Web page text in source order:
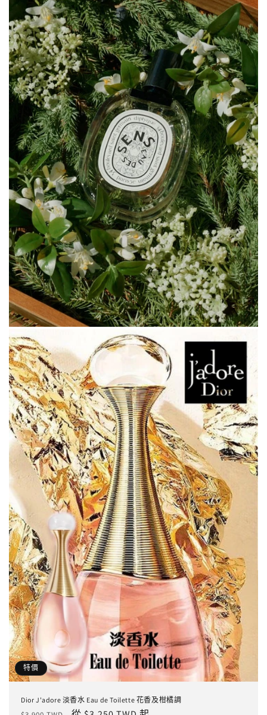
特價
Dior J'adore 淡香水 Eau de Toilette 花香及柑橘調